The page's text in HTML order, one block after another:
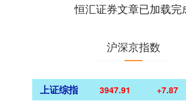
恒汇证券文章已加载完
沪深京指数
上证综指 3947.91 +7.87